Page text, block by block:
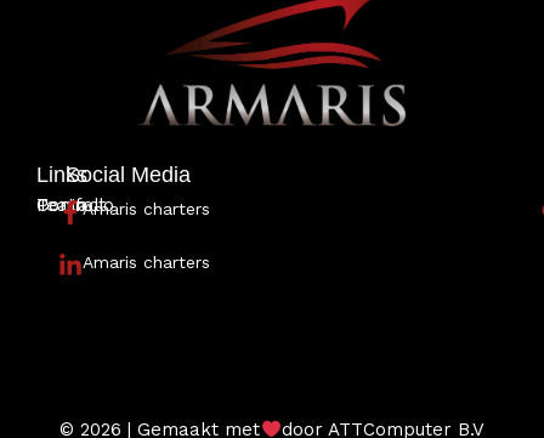
Links
Portfolio
Team
Contact
Social Media
Amaris charters
Amaris charters
© 2026 | Gemaakt met door ATTComputer B.V